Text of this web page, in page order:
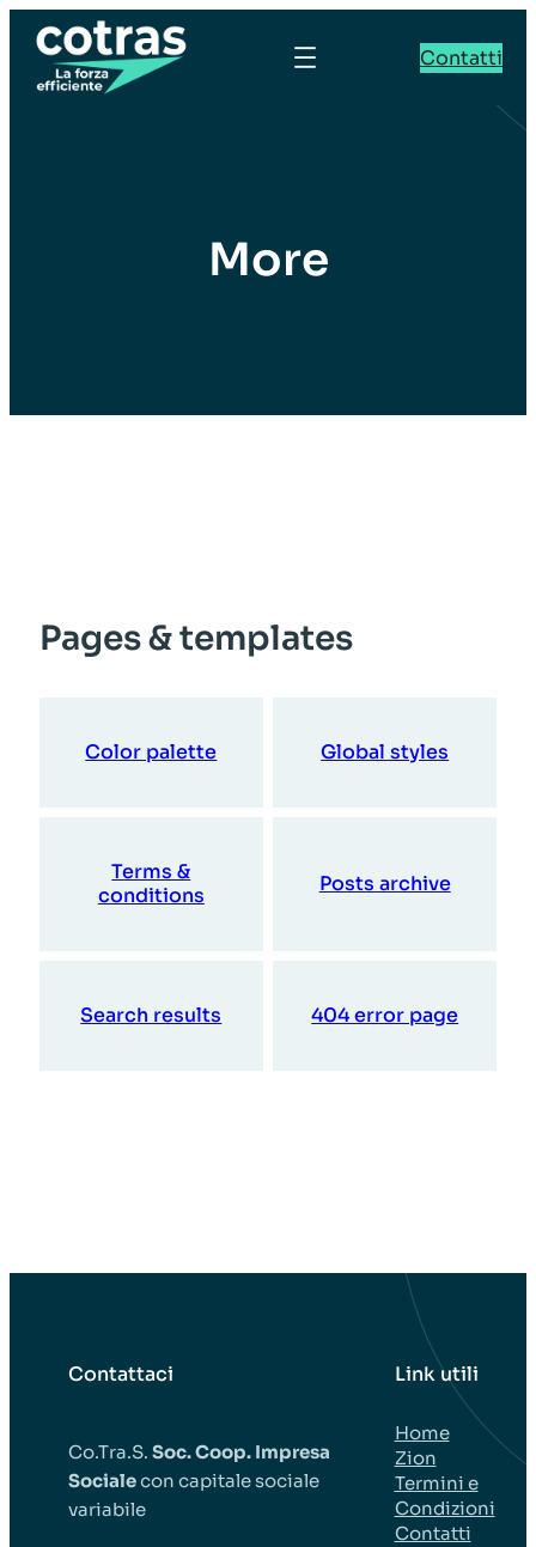
Contatti
More
Pages & templates
Color palette Global styles
Terms &
conditions
Posts archive
Search results 404 error page
Contattaci
Co.Tra.S.Soc. Coop. Impresa
Socialecon capitale sociale
variabile
Link utili
Home
Zion
Termini e
Condizioni
Contatti